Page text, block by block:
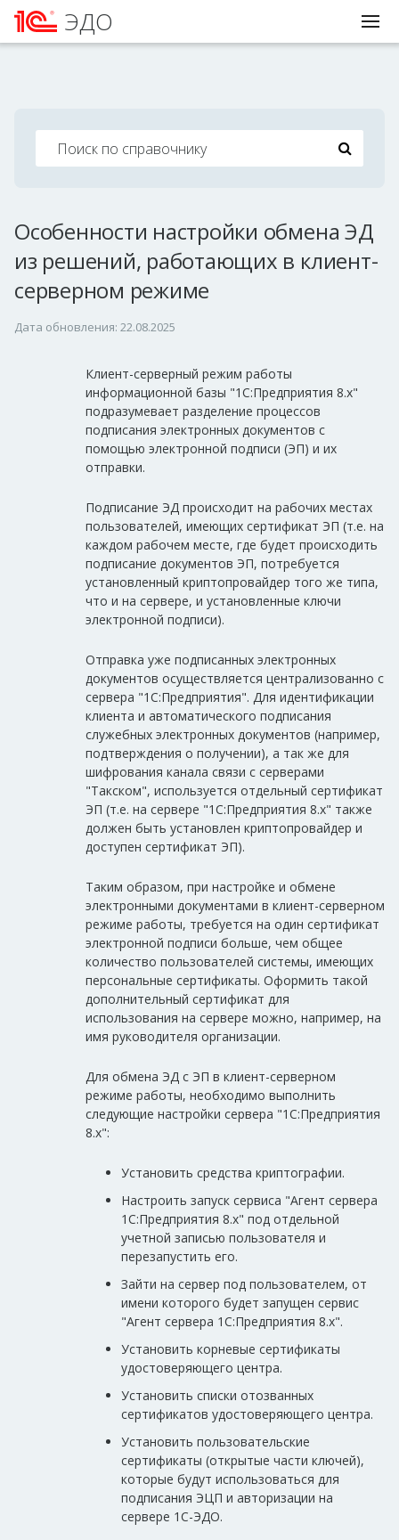
ЭДО
Особенности настройки обмена ЭД
из решений, работающих в клиент-
серверном режиме
Дата обновления: 22.08.2025
Клиент-серверный режим работы
информационной базы "1С:Предприятия 8.х"
подразумевает разделение процессов
подписания электронных документов с
помощью электронной подписи (ЭП) и их
отправки.
Подписание ЭД происходит на рабочих местах
пользователей, имеющих сертификат ЭП (т.е. на
каждом рабочем месте, где будет происходить
подписание документов ЭП, потребуется
установленный криптопровайдер того же типа,
что и на сервере, и установленные ключи
электронной подписи).
Отправка уже подписанных электронных
документов осуществляется централизованно с
сервера "1С:Предприятия". Для идентификации
клиента и автоматического подписания
служебных электронных документов (например,
подтверждения о получении), а так же для
шифрования канала связи с серверами
"Такском", используется отдельный сертификат
ЭП (т.е. на сервере "1С:Предприятия 8.х" также
должен быть установлен криптопровайдер и
доступен сертификат ЭП).
Таким образом, при настройке и обмене
электронными документами в клиент-серверном
режиме работы, требуется на один сертификат
электронной подписи больше, чем общее
количество пользователей системы, имеющих
персональные сертификаты. Оформить такой
дополнительный сертификат для
использования на сервере можно, например, на
имя руководителя организации.
Для обмена ЭД с ЭП в клиент-серверном
режиме работы, необходимо выполнить
следующие настройки сервера "1С:Предприятия
8.х":
Установить средства криптографии.
Настроить запуск сервиса "Агент сервера
1С:Предприятия 8.х" под отдельной
учетной записью пользователя и
перезапустить его.
Зайти на сервер под пользователем, от
имени которого будет запущен сервис
"Агент сервера 1С:Предприятия 8.х".
Установить корневые сертификаты
удостоверяющего центра.
Установить списки отозванных
сертификатов удостоверяющего центра.
Установить пользовательские
сертификаты (открытые части ключей),
которые будут использоваться для
подписания ЭЦП и авторизации на
сервере 1С-ЭДО.